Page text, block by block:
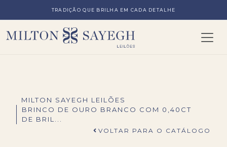
TRADIÇÃO QUE BRILHA EM CADA DETALHE
MILTON SAYEGH LEILÕES
BRINCO DE OURO BRANCO COM 0,40CT
DE BRIL...
VOLTAR PARA O CATÁLOGO